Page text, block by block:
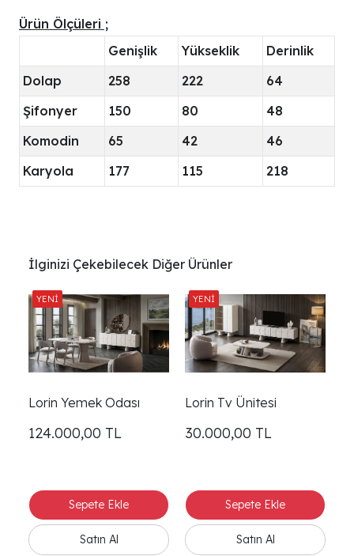
Ürün Ölçüleri ;
Genişlik
Yükseklik
Derinlik
Dolap
258 222
64
Şifonyer
150 80
48
Komodin
65 42
46
Karyola
177 115 218
İlginizi Çekebilecek Diğer Ürünler
Lorin Yemek Odası
124.000,00 TL
Lorin Tv Ünitesi
30.000,00 TL